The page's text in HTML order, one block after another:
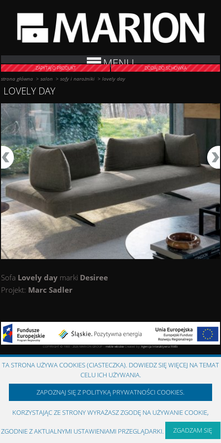
MENU
ZAPYTAJ O PRODUKT DODAJ DO SCHOWKA
strona główna >salon >sofy i narożniki >lovely day
LOVELY DAY
Sofa Lovely day marki Desiree
Projekt: Marc Sadler
COPYRIGHT © 1993 - 2026 MARION GROUP ::meble włoskieCreated by:Agencja Interaktywna RMBi
TA STRONA UŻYWA COOKIES (CIASTECZKA). DOWIEDZ SIĘ WIĘCEJ NA TEMAT
CELU ICH UŻYWANIA.
ZAPOZNAJ SIĘ Z POLITYKĄ PRYWATNOŚCI COOKIES.
KORZYSTAJĄC ZE STRONY WYRAŻASZ ZGODĘ NA UŻYWANIE COOKIE,
ZGODNIE Z AKTUALNYMI USTAWIENIAMI PRZEGLĄDARKI. ZGADZAM SIĘ